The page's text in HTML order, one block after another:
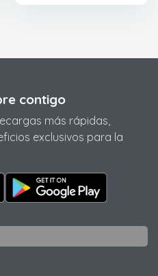
contigo
más rápidas,
exclusivos para la